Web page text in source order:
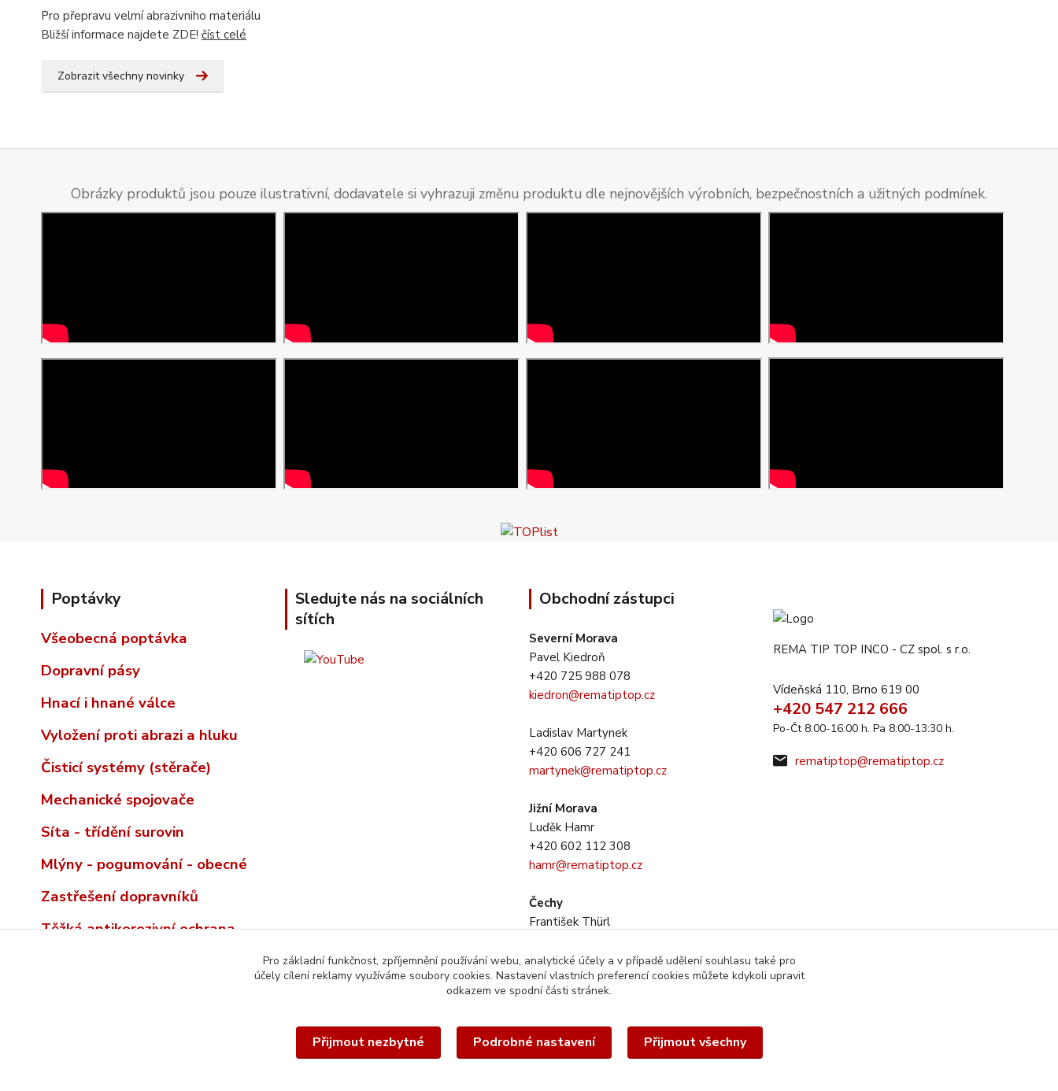
Pro přepravu velmí abrazivniho materiálu
Bližší informace najdete ZDE! číst celé
Zobrazit všechny novinky
Obrázky produktů jsou pouze ilustrativní, dodavatele si vyhrazuji změnu produktu dle nejnovějších výrobních, bezpečnostních a užitných podmínek.
Poptávky
Všeobecná poptávka
Dopravní pásy
Hnací i hnané válce
Vyložení proti abrazi a hluku
Čisticí systémy (stěrače)
Mechanické spojovače
Síta - třídění surovin
Mlýny - pogumování - obecné
Zastřešení dopravníků
Těžká antikorozivní ochrana
Sledujte nás na sociálních
sítích
Obchodní zástupci
Severní Morava
Pavel Kiedroň
+420 725 988 078
kiedron@rematiptop.cz
Ladislav Martynek
+420 606 727 241
martynek@rematiptop.cz
Jižní Morava
Luďěk Hamr
+420 602 112 308
hamr@rematiptop.cz
Čechy
František Thürl
thurl@rematiptop.cz
REMA TIP TOP INCO - CZ spol. s r.o.
Vídeňská 110, Brno 619 00
+420 547 212 666
Po-Čt 8:00-16:00 h. Pa 8:00-13:30 h.
rematiptop@rematiptop.cz
© 2026 REMA TIP-TOP INCO-CZ spol. s r.o. | Veškerý obsah této webové stránky je chráněn
Pro základní funkčnost, zpříjemnění používání webu, analytické účely a v případě udělení souhlasu také pro
účely cílení reklamy využíváme soubory cookies. Nastavení vlastních preferencí cookies můžete kdykoli upravit
odkazem ve spodní části stránek.
Přijmout nezbytné Podrobné nastavení Přijmout všechny